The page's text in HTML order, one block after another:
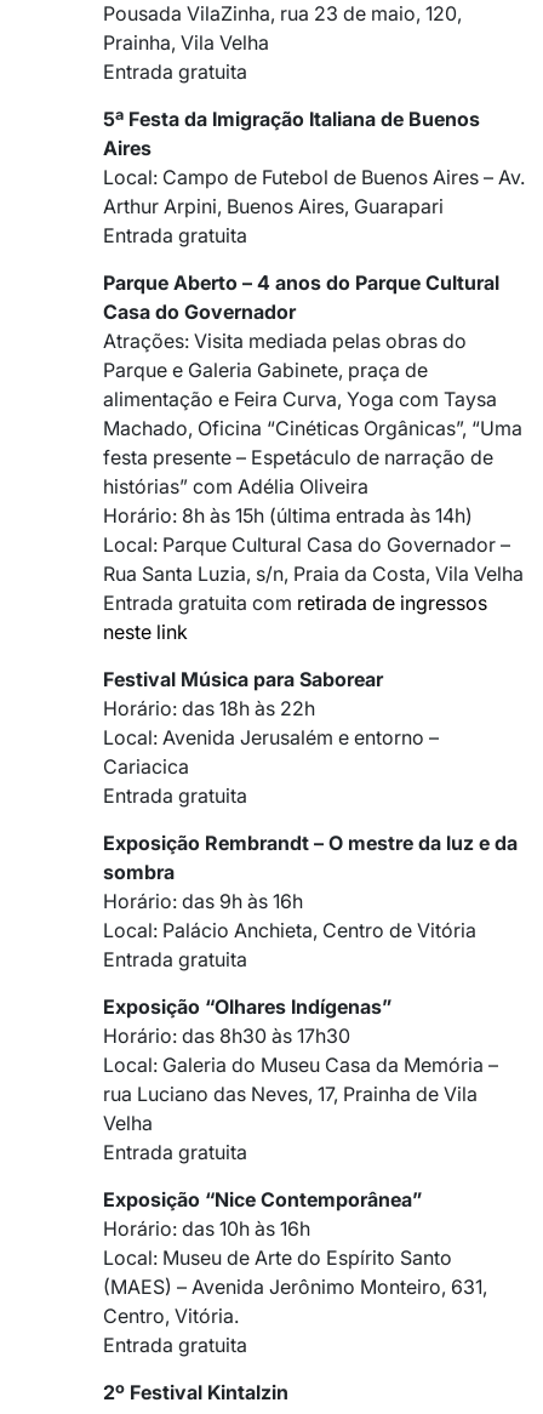
Pousada VilaZinha, rua 23 de maio, 120,
Prainha, Vila Velha
Entrada gratuita
5ª Festa da Imigração Italiana de Buenos
Aires
Local: Campo de Futebol de Buenos Aires – Av.
Arthur Arpini, Buenos Aires, Guarapari
Entrada gratuita
Parque Aberto – 4 anos do Parque Cultural
Casa do Governador
Atrações: Visita mediada pelas obras do
Parque e Galeria Gabinete, praça de
alimentação e Feira Curva, Yoga com Taysa
Machado, Oficina “Cinéticas Orgânicas”, “Uma
festa presente – Espetáculo de narração de
histórias” com Adélia Oliveira
Horário: 8h às 15h (última entrada às 14h)
Local: Parque Cultural Casa do Governador –
Rua Santa Luzia, s/n, Praia da Costa, Vila Velha
Entrada gratuita com retirada de ingressos
neste link
Festival Música para Saborear
Horário: das 18h às 22h
Local: Avenida Jerusalém e entorno –
Cariacica
Entrada gratuita
Exposição Rembrandt – O mestre da luz e da
sombra
Horário: das 9h às 16h
Local: Palácio Anchieta, Centro de Vitória
Entrada gratuita
Exposição “Olhares Indígenas”
Horário: das 8h30 às 17h30
Local: Galeria do Museu Casa da Memória –
rua Luciano das Neves, 17, Prainha de Vila
Velha
Entrada gratuita
Exposição “Nice Contemporânea”
Horário: das 10h às 16h
Local: Museu de Arte do Espírito Santo
(MAES) – Avenida Jerônimo Monteiro, 631,
Centro, Vitória.
Entrada gratuita
2º Festival Kintalzin